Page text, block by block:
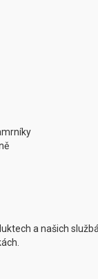
a našich